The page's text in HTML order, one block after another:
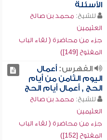
الأسئلة
للشيخ: محمد بن صالح
العثيمين
جزء من محاضرة ( لقاء الباب
المفتوح [149])
الفهرس:أعمال
اليوم الثامن من أيام
الحج , أعمال أيام الحج
للشيخ: محمد بن صالح
العثيمين
جزء من محاضرة ( لقاء الباب
المفتوح [152])